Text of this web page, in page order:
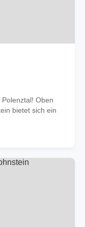
Oben
bietet sich ein